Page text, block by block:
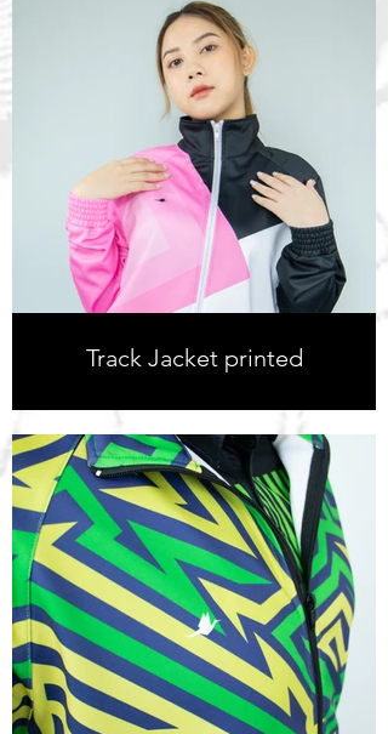
Track Jacket printed